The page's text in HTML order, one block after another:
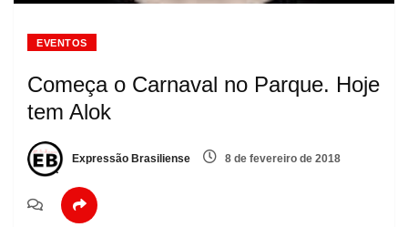
EVENTOS
Começa o Carnaval no Parque. Hoje
tem Alok
Expressão Brasiliense 8 de fevereiro de 2018